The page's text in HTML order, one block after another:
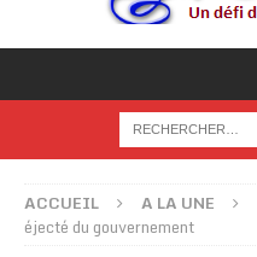
ACCUEIL A LA UNE
éjecté du gouvernement